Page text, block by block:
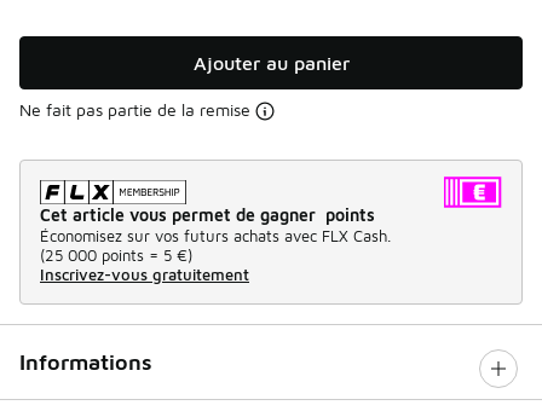
Ajouter au panier
Ne fait pas partie de la remise
Cet article vous permet de gagner points
Économisez sur vos futurs achats avec FLX Cash.
(25 000 points = 5 €)
Inscrivez-vous gratuitement
Informations